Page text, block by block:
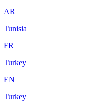
AR
Tunisia
FR
Turkey
EN
Turkey